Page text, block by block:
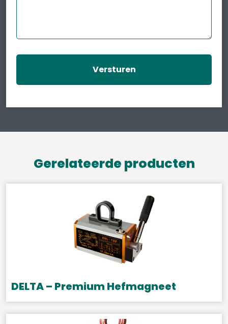
Gerelateerde producten
DELTA – Premium Hefmagneet
Dit
product